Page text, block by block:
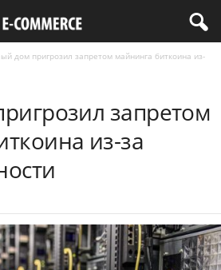
дом пригрозил запретом майнинга биткоина из-
запретом
из-за